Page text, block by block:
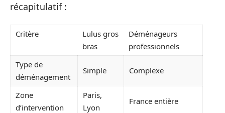
récapitulatif :
Critère
Lulus gros
bras
Déménageurs
professionnels
Type de
déménagement
Simple Complexe
Zone
d’intervention
Paris,
Lyon
France entière